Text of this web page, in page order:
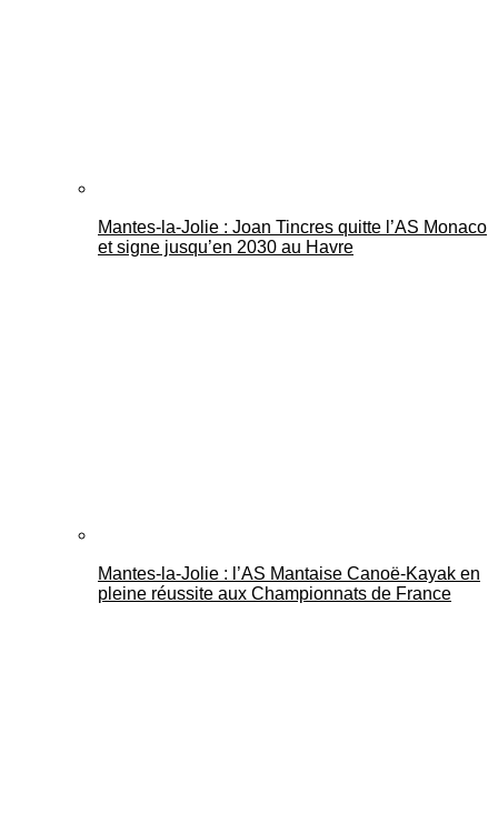
Mantes-la-Jolie : Joan Tincres quitte l’AS Monaco
et signe jusqu’en 2030 au Havre
Mantes-la-Jolie : l’AS Mantaise Canoë‑Kayak en
pleine réussite aux Championnats de France